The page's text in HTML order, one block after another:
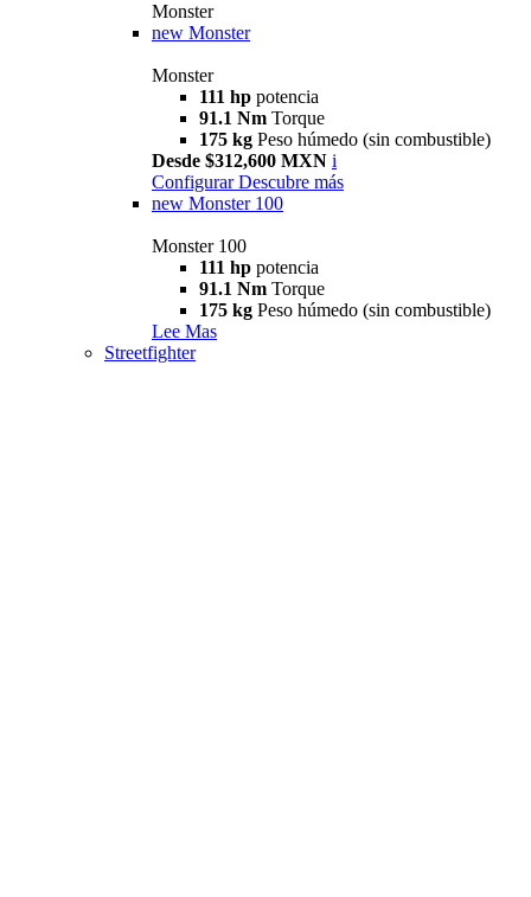
Monster
new Monster
Monster
111 hp potencia
91.1 Nm Torque
175 kg Peso húmedo (sin combustible)
Desde $312,600 MXN i
Configurar Descubre más
new Monster 100
Monster 100
111 hp potencia
91.1 Nm Torque
175 kg Peso húmedo (sin combustible)
Lee Mas
Streetfighter